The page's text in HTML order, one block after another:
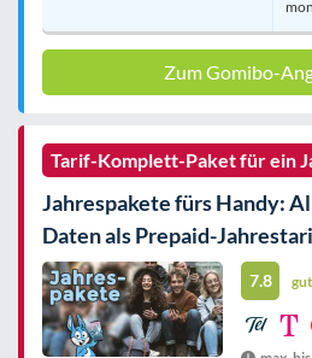
Zum Gomibo-
Tarif-Komplett-Paket für ein
Jahrespakete fürs Handy:
Daten als Prepaid-
7.8 gut